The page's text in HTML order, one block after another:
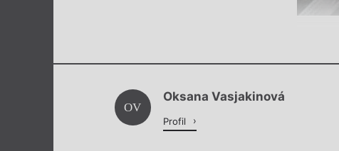
OV
Oksana Vasjakinová
Profil